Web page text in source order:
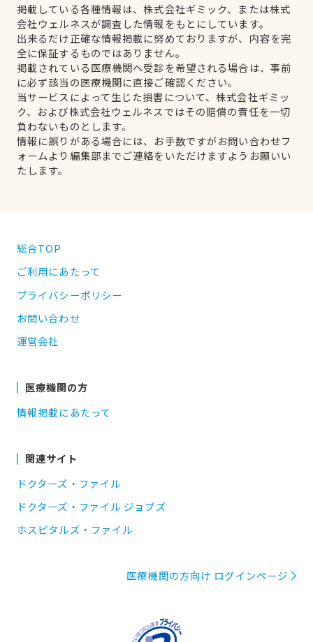
掲載している各種情報は、株式会社ギミック、または株式
会社ウェルネスが調査した情報をもとにしています。
出来るだけ正確な情報掲載に努めておりますが、内容を完
全に保証するものではありません。
掲載されている医療機関へ受診を希望される場合は、事前
に必ず該当の医療機関に直接ご確認ください。
当サービスによって生じた損害について、株式会社ギミッ
ク、および株式会社ウェルネスではその賠償の責任を一切
負わないものとします。
情報に誤りがある場合には、お手数ですがお問い合わせフ
ォームより編集部までご連絡をいただけますようお願いい
たします。
総合TOP
ご利用にあたって
プライバシーポリシー
お問い合わせ
運営会社
医療機関の方
情報掲載にあたって
関連サイト
ドクターズ・ファイル
ドクターズ・ファイル ジョブズ
ホスピタルズ・ファイル
医療機関の方向け ログインページ